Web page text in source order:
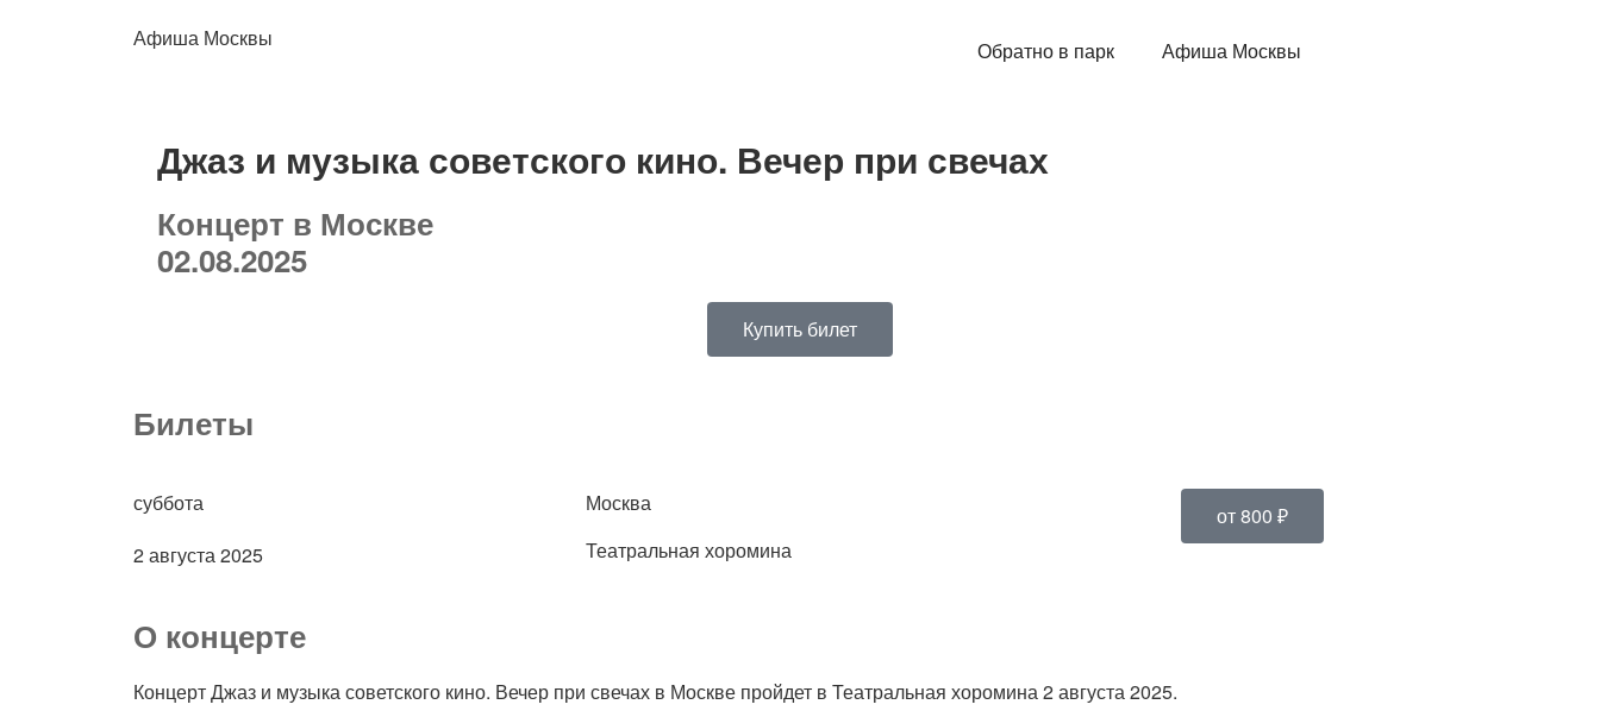
Афиша Москвы Обратно в парк Афиша Москвы
Джаз и музыка советского кино. Вечер при свечах
Концерт в Москве
02.08.2025
Купить билет
Билеты
суббота
2 августа 2025
Москва
Театральная хоромина
от 800 ₽
О концерте
Концерт Джаз и музыка советского кино. Вечер при свечах в Москве пройдет в Театральная хоромина 2 августа 2025.